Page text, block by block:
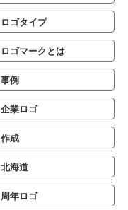
ロゴタイプ
ロゴマークとは
事例
企業ロゴ
作成
北海道
周年ロゴ